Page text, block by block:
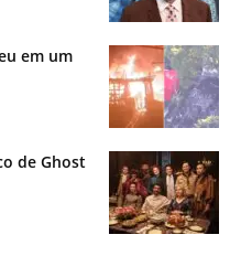
em um
de Ghost